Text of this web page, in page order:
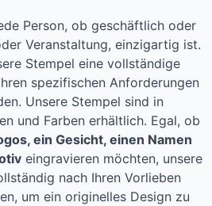
Person, ob geschäftlich oder
Veranstaltung, einzigartig ist.
Stempel eine vollständige
spezifischen Anforderungen
Unsere Stempel sind in
und Farben erhältlich. Egal, ob
ein Gesicht, einen Namen
eingravieren möchten, unsere
nach Ihren Vorlieben
um ein originelles Design zu